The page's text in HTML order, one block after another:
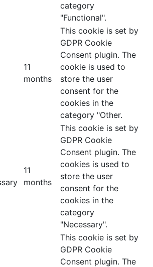
category
"Functional".
11
months
This cookie is set by
GDPR Cookie
Consent plugin. The
cookie is used to
store the user
consent for the
cookies in the
category "Other.
11
months
This cookie is set by
GDPR Cookie
Consent plugin. The
cookies is used to
store the user
consent for the
cookies in the
category
"Necessary".
This cookie is set by
GDPR Cookie
Consent plugin. The